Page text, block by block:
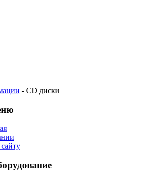
- CD диски